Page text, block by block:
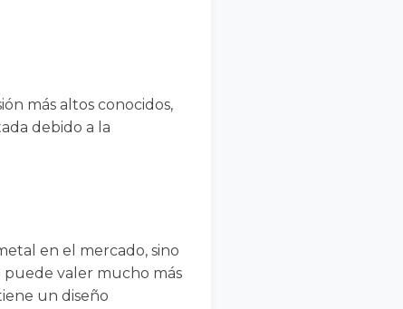
más altos conocidos,
debido a la
en el mercado, sino
puede valer mucho más
un diseño